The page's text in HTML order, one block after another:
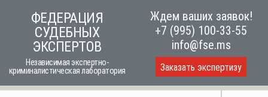
ФЕДЕРАЦИЯ
СУДЕБНЫХ
ЭКСПЕРТОВ
Независимая экспертно-
криминалистическая лаборатория
Ждем ваших заявок!
+7 (995) 100-33-55
info@fse.ms
Заказать экспертизу